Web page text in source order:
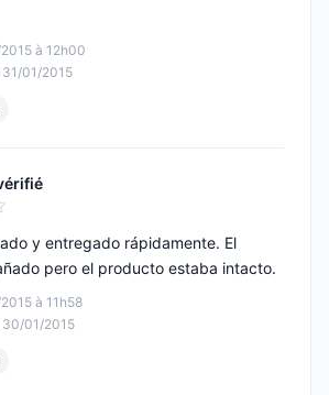
à 12h00
01/2015
à 11h58
30/01/2015
y entregado rápidamente. El
pero el producto estaba intacto.